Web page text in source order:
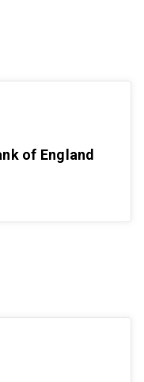
of England